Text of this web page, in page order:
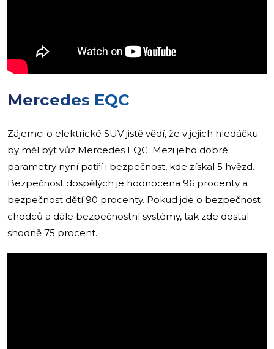
Mercedes EQC
Zájemci o elektrické SUV jistě vědí, že v jejich hledáčku
by měl být vůz Mercedes EQC. Mezi jeho dobré
parametry nyní patří i bezpečnost, kde získal 5 hvězd.
Bezpečnost dospělých je hodnocena 96 procenty a
bezpečnost dětí 90 procenty. Pokud jde o bezpečnost
chodců a dále bezpečnostní systémy, tak zde dostal
shodně 75 procent.